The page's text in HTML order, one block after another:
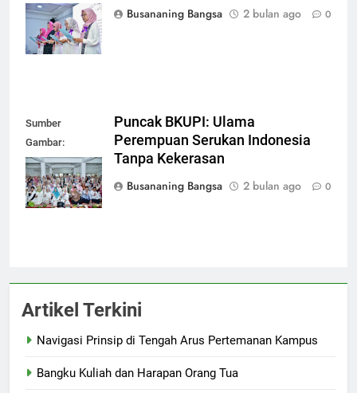
Dokumen
Pribadi
Busananing Bangsa
2 bulan ago 0
Sumber
Gambar:
Dokumen
Pribadi
Puncak BKUPI: Ulama
Perempuan Serukan Indonesia
Tanpa Kekerasan
Busananing Bangsa
2 bulan ago 0
Artikel Terkini
Navigasi Prinsip di Tengah Arus Pertemanan Kampus
Bangku Kuliah dan Harapan Orang Tua